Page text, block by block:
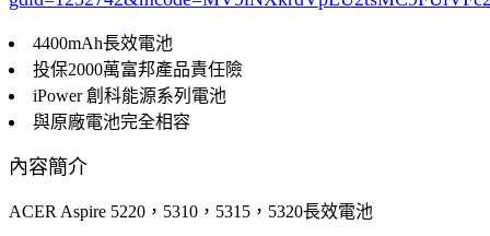
4400mAh長效電池
投保2000萬富邦產品責任險
iPower 創科能源系列電池
與原廠電池完全相容
內容簡介
ACER Aspire 5220，5310，5315，5320長效電池